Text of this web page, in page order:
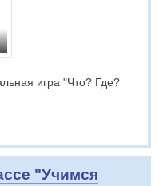
игра "Что? Где?
"Учимся